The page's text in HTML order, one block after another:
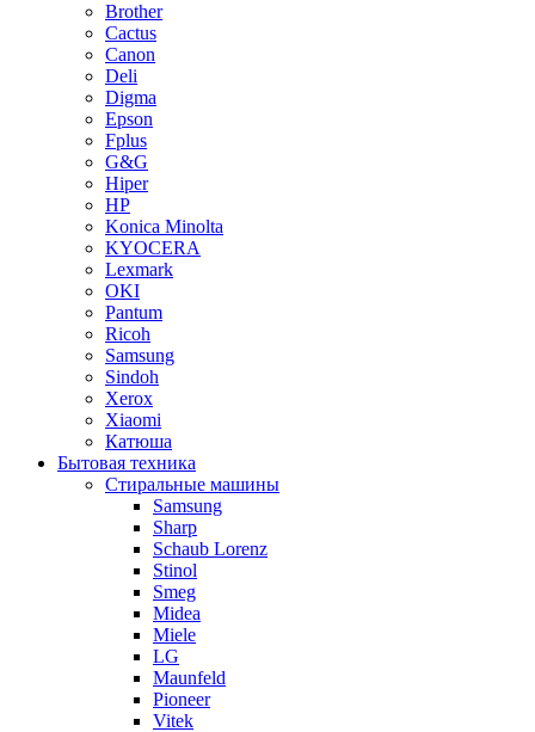
Brother
Cactus
Canon
Deli
Digma
Epson
Fplus
G&G
Hiper
HP
Konica Minolta
KYOCERA
Lexmark
OKI
Pantum
Ricoh
Samsung
Sindoh
Xerox
Xiaomi
Катюша
Бытовая техника
Стиральные машины
Samsung
Sharp
Schaub Lorenz
Stinol
Smeg
Midea
Miele
LG
Maunfeld
Pioneer
Vitek